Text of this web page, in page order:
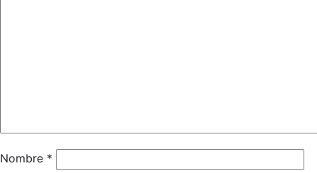
Nombre *